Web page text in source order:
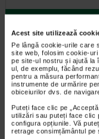
Acest site utilizează
Pe lângă cookie-urile care
site web, folosim cookie-
pe site-ul nostru și ajută la
ul, de exemplu, făcând
pentru a măsura
instrumente de urmărire
obiceiurilor dvs. de
Puteți face clic pe
utilizări sau puteți face clic
configura opțiunile. Vă
retrage consimțământul pe
2 +